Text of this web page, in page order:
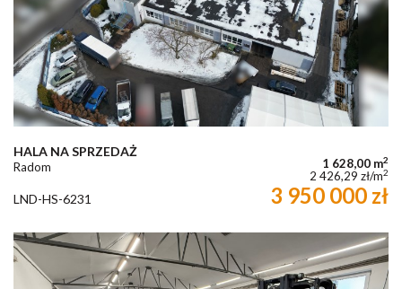
HALA NA SPRZEDAŻ
Radom 1 628,00 m2
2 426,29 zł/m2
LND-HS-6231 3 950 000 zł